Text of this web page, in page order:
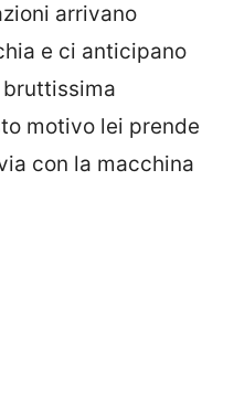
arrivano
e ci anticipano
motivo lei prende
con la macchina